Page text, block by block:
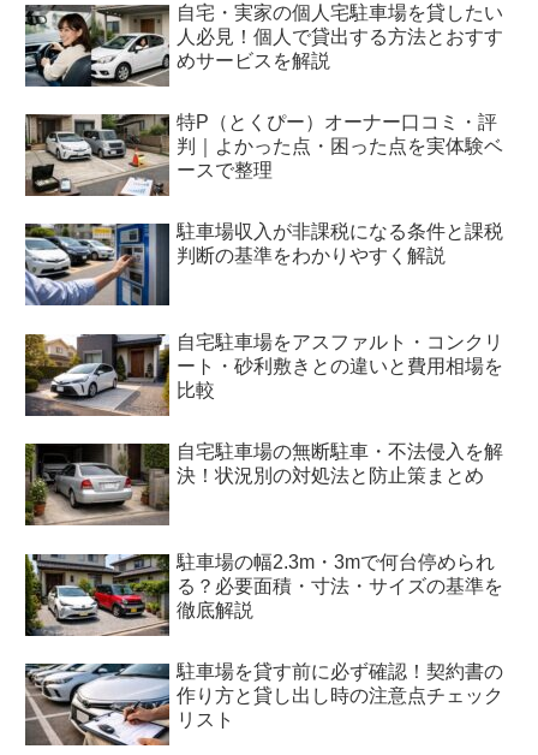
自宅・実家の個人宅駐車場を貸したい
人必見！個人で貸出する方法とおすす
めサービスを解説
特P（とくぴー）オーナー口コミ・評
判｜よかった点・困った点を実体験ベ
ースで整理
駐車場収入が非課税になる条件と課税
判断の基準をわかりやすく解説
自宅駐車場をアスファルト・コンクリ
ート・砂利敷きとの違いと費用相場を
比較
自宅駐車場の無断駐車・不法侵入を解
決！状況別の対処法と防止策まとめ
駐車場の幅2.3m・3mで何台停められ
る？必要面積・寸法・サイズの基準を
徹底解説
駐車場を貸す前に必ず確認！契約書の
作り方と貸し出し時の注意点チェック
リスト